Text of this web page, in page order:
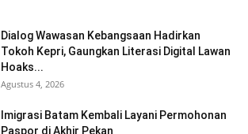
Dialog Wawasan Kebangsaan Hadirkan
Tokoh Kepri, Gaungkan Literasi Digital Lawan
Hoaks...
Agustus 4, 2026
Imigrasi Batam Kembali Layani Permohonan
Paspor di Akhir Pekan